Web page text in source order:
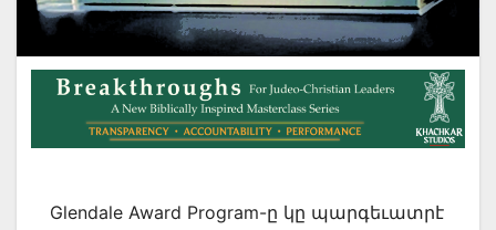
Glendale Award Program-ը կը պարգեւատրէ